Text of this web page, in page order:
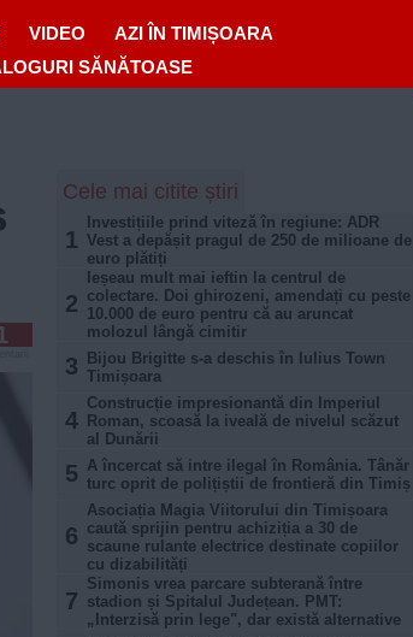
VIDEO
AZI ÎN TIMIȘOARA
SĂNĂTOASE
Cele mai citite știri
1
Investițiile prind viteză în regiune: ADR
Vest a depășit pragul de 250 de milioane de
euro plătiți
2
Ieșeau mult mai ieftin la centrul de
colectare. Doi ghirozeni, amendați cu peste
10.000 de euro pentru că au aruncat
molozul lângă cimitir
3
Bijou Brigitte s-a deschis în Iulius Town
Timișoara
4
Construcție impresionantă din Imperiul
Roman, scoasă la iveală de nivelul scăzut
al Dunării
5 A încercat să intre ilegal în România. Tânăr
turc oprit de polițiștii de frontieră din Timiș
6
Asociația Magia Viitorului din Timișoara
caută sprijin pentru achiziția a 30 de
scaune rulante electrice destinate copiilor
cu dizabilități
7
Simonis vrea parcare subterană între
stadion și Spitalul Județean. PMT:
„Interzisă prin lege", dar există alternative